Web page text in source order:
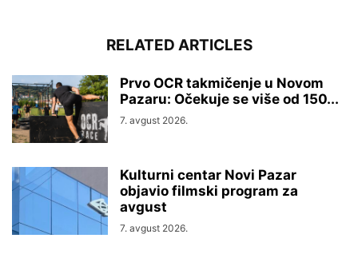
RELATED ARTICLES
Prvo OCR takmičenje u Novom
Pazaru: Očekuje se više od 150...
7. avgust 2026.
Kulturni centar Novi Pazar
objavio filmski program za
avgust
7. avgust 2026.